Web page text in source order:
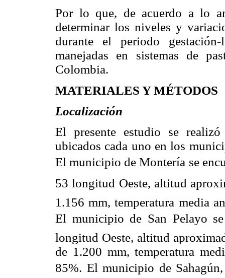
Por lo que, de acuerdo a lo
determinar los niveles y
durante el periodo
manejadas en sistemas de
Colombia.
MATERIALES Y MÉTODOS
Localización
El presente estudio se
ubicados cada uno en los
El municipio de Montería se
53 longitud Oeste, altitud
1.156 mm, temperatura media
El municipio de San Pelayo
longitud Oeste, altitud
de 1.200 mm, temperatura
85%. El municipio de